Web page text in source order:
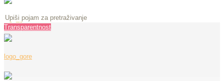
Transparentnost